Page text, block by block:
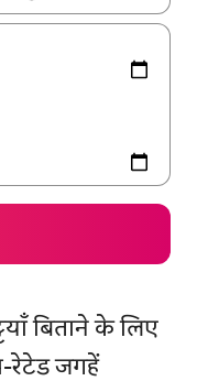
बिताने के लिए
रेटेड जगहें